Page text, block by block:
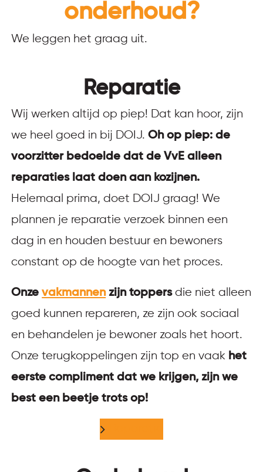
onderhoud?
We leggen het graag uit.
Reparatie
Wij werken altijd op piep! Dat kan hoor, zijn
we heel goed in bij DOIJ.Oh op piep: de
voorzitter bedoelde dat de VvE alleen
reparaties laat doen aan kozijnen.
Helemaal prima, doet DOIJ graag! We
plannen je reparatie verzoek binnen een
dag in en houden bestuur en bewoners
constant op de hoogte van het proces.
Onzevakmannenzijn toppersdie niet alleen
goed kunnen repareren, ze zijn ook sociaal
en behandelen je bewoner zoals het hoort.
Onze terugkoppelingen zijn top en vaak het
eerste compliment dat we krijgen, zijn we
best een beetje trots op!